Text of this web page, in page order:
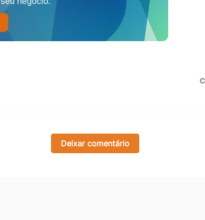
Deixar comentário